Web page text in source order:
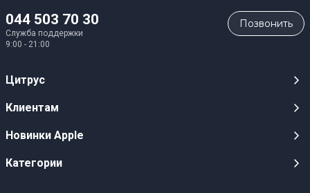
044 503 70 30
Служба поддержки
9:00 - 21:00
Позвонить
Цитрус
Карьера
Оптовым клиентам
Клиентам
Публичные оферты
Новинки Apple
iPhone 17
Категории